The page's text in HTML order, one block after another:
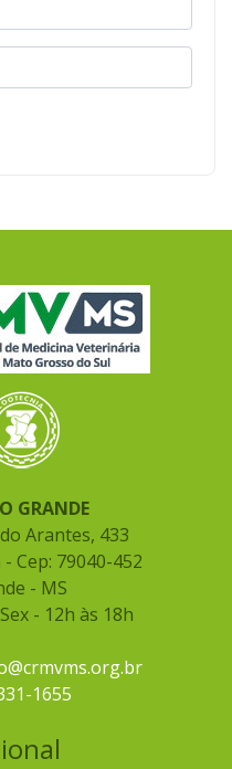
GRANDE
Arantes, 433
Cep: 79040-452
- MS
- 12h às 18h
1655